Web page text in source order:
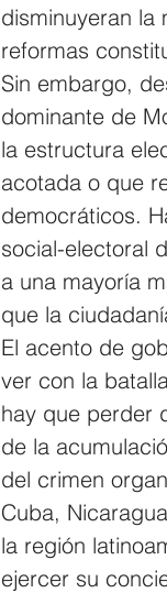
disminuyeran la
reformas
Sin embargo,
dominante de
la estructura
acotada o que
democráticos.
social-electoral
a una mayoría
que la
El acento de
ver con la
hay que perder
de la
del crimen
Cuba,
la región
ejercer su